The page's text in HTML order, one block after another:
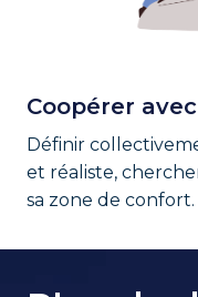
Coopérer
Définir
et réaliste,
sa zone de confort.